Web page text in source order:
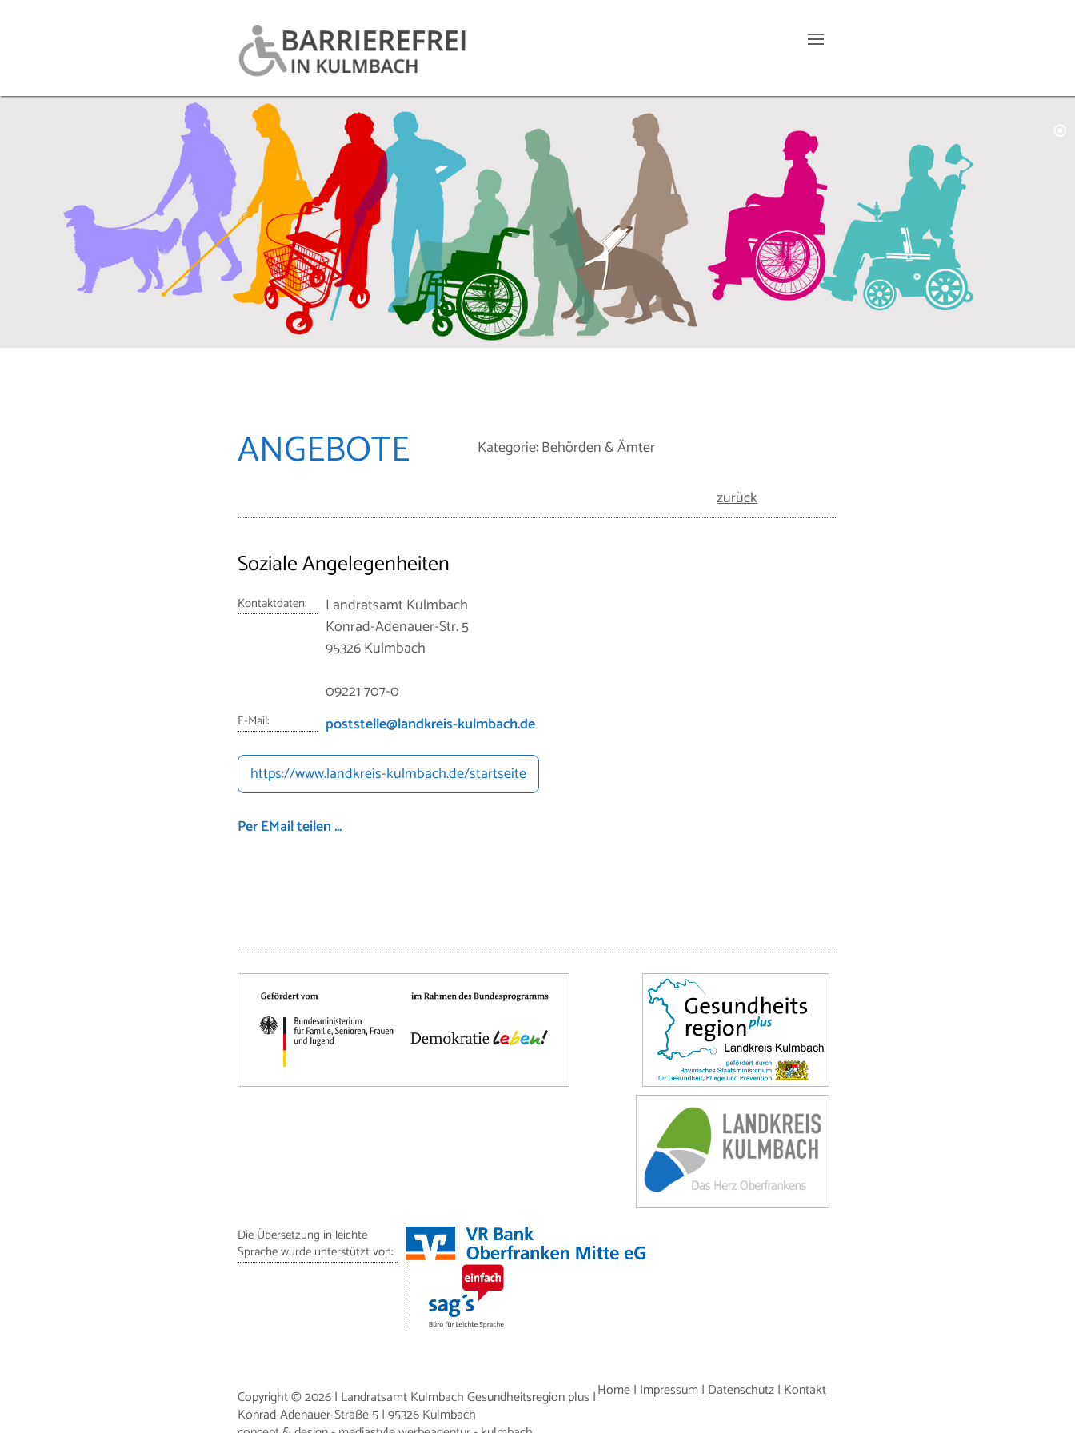
ANGEBOTE Kategorie: Behörden & Ämter
zurück
Soziale Angelegenheiten
Kontaktdaten:
Landratsamt Kulmbach
Konrad-Adenauer-Str. 5
95326 Kulmbach
09221 707-0
E-Mail: poststelle@landkreis-kulmbach.de
https://www.landkreis-kulmbach.de/startseite
Per EMail teilen ...
Die Übersetzung in leichte
Sprache wurde unterstützt von:
Copyright © 2026 | Landratsamt Kulmbach Gesundheitsregion plus |
Konrad-Adenauer-Straße 5 | 95326 Kulmbach
Home|Impressum|Datenschutz|Kontakt